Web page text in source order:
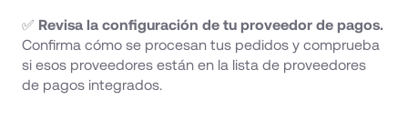
✅ Revisa la configuración de tu proveedor de pagos.
Confirma cómo se procesan tus pedidos y comprueba
si esos proveedores están en la lista de proveedores
de pagos integrados.